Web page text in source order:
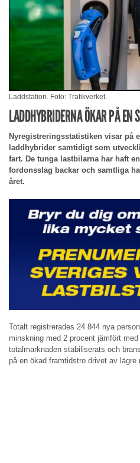
Laddstation. Foto: Trafikverket.
LADDHYBRIDERNA ÖKAR PÅ EN
Nyregistreringsstatistiken visar på
laddhybrider samtidigt som
fart. De tunga lastbilarna har haft
fordonsslag backar och samtliga
året.
Totalt registrerades 24 844 nya
minskning med 2 procent jämfört
totalmarknaden stabiliserats och
på en ökad framtidstro drivet av lägre